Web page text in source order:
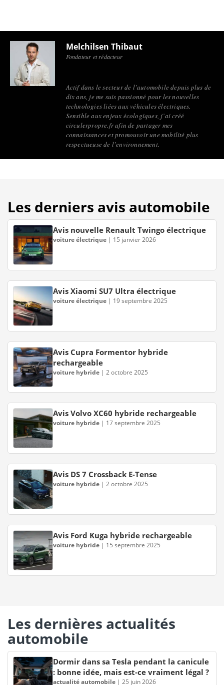
Melchilsen Thibaut
Fondateur et rédacteur
Actif dans le secteur de l’automobile depuis plus de
dix ans, je me suis passionné pour les nouvelles
technologies liées aux véhicules électriques.
Sensible aux enjeux écologiques, j’ai créé
circulerpropre.fr afin de partager mes
connaissances et promouvoir une mobilité plus
respectueuse de l’environnement.
Les derniers avis automobile
Avis nouvelle Renault Twingo électrique
voiture électrique | 15 janvier 2026
Avis Xiaomi SU7 Ultra électrique
voiture électrique | 19 septembre 2025
Avis Cupra Formentor hybride
rechargeable
voiture hybride | 2 octobre 2025
Avis Volvo XC60 hybride rechargeable
voiture hybride | 17 septembre 2025
Avis DS 7 Crossback E-Tense
voiture hybride | 2 octobre 2025
Avis Ford Kuga hybride rechargeable
voiture hybride | 15 septembre 2025
Les dernières actualités
automobile
Dormir dans sa Tesla pendant la canicule
: bonne idée, mais est-ce vraiment légal ?
actualité automobile | 25 juin 2026